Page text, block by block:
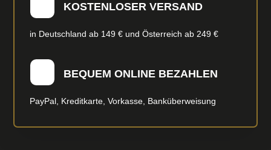
KOSTENLOSER VERSAND
in Deutschland ab 149 € und Österreich ab 249 €
BEQUEM ONLINE BEZAHLEN
PayPal, Kreditkarte, Vorkasse, Banküberweisung